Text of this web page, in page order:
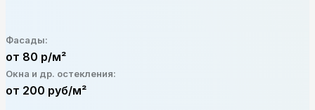
Фасады:
от 80 р/м²
Окна и др. остекления:
от 200 руб/м²